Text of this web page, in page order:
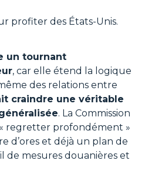
profiter des États-Unis.
un tournant
, car elle étend la logique
des relations entre
craindre une véritable
. La Commission
regretter profondément »
d’ores et déjà un plan de
de mesures douanières et